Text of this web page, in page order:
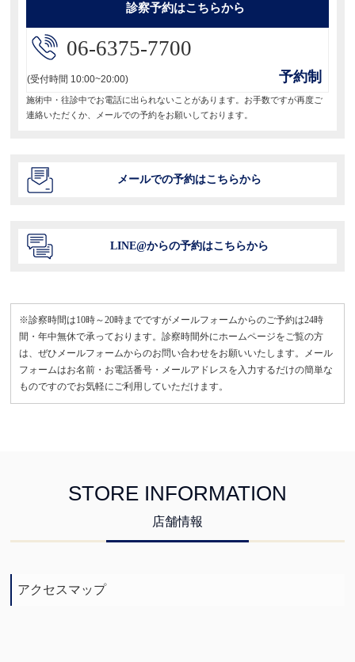
診察予約はこちらから
06-6375-7700
(受付時間 10:00~20:00) 予約制
施術中・往診中でお電話に出られないことがあります。お手数ですが再度ご
連絡いただくか、メールでの予約をお願いしております。
メールでの予約はこちらから
LINE@からの予約はこちらから
※診察時間は10時～20時までですがメールフォームからのご予約は24時
間・年中無休で承っております。診察時間外にホームページをご覧の方
は、ぜひメールフォームからのお問い合わせをお願いいたします。メール
フォームはお名前・お電話番号・メールアドレスを入力するだけの簡単な
ものですのでお気軽にご利用していただけます。
STORE INFORMATION
店舗情報
アクセスマップ